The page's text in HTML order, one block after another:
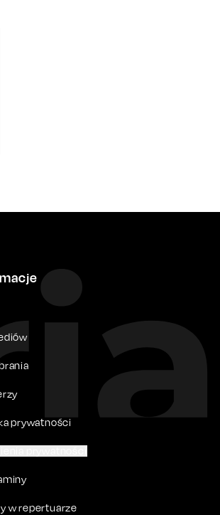
prywatności
w repertuarze